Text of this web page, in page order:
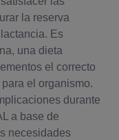
la reserva
Es
una dieta
el correcto
el organismo.
durante
a base de
necesidades